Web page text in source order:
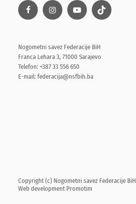
Nogometni savez Federacije BiH
Franca Lehara 3, 71000 Sarajevo
Telefon: +387 33 556 650
E-mail: federacija@nsfbih.ba
Copyright (c) Nogometni savez Federacije BiH
Web development Promotim